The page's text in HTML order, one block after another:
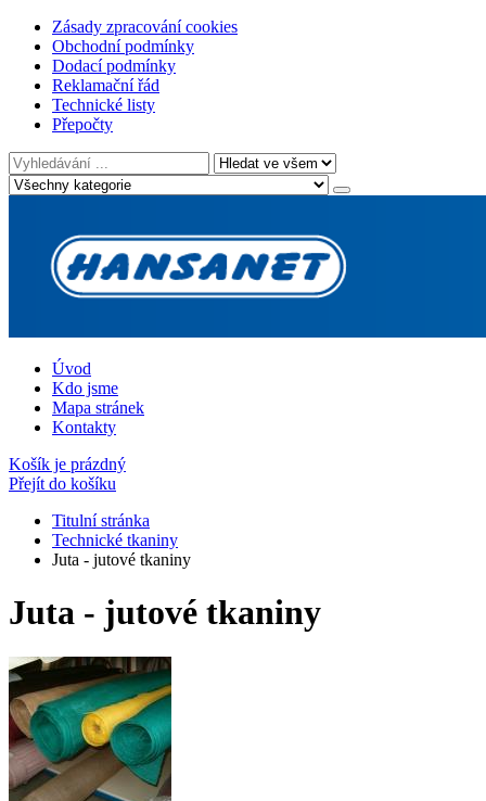
Zásady zpracování cookies
Obchodní podmínky
Dodací podmínky
Reklamační řád
Technické listy
Přepočty
Úvod
Kdo jsme
Mapa stránek
Kontakty
Košík je prázdný
Přejít do košíku
Titulní stránka
Technické tkaniny
Juta - jutové tkaniny
Juta - jutové tkaniny